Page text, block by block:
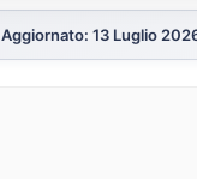
Aggiornato: 13 Luglio